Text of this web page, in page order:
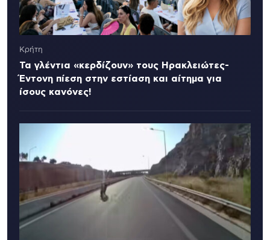
Κρήτη
Τα γλέντια «κερδίζουν» τους Ηρακλειώτες-
Έντονη πίεση στην εστίαση και αίτημα για
ίσους κανόνες!